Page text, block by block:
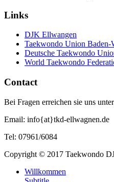
Links
DJK Ellwangen
Taekwondo Union Baden-
Deutsche Taekwondo
World Taekwondo
Contact
Bei Fragen erreichen sie uns unter
Email: info{at}tkd-ellwagnen.de
Tel: 07961/6084
Copyright © 2017 Taekwondo
Willkommen